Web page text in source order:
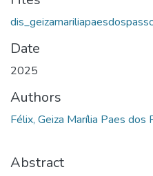
Date
2025
Authors
Félix, Geiza Marília Paes dos
Abstract